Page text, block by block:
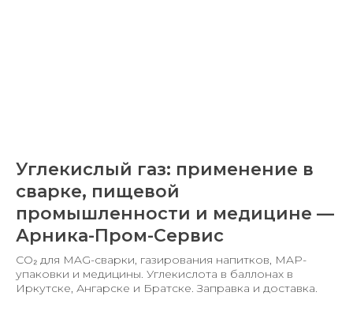
Углекислый газ: применение в
сварке, пищевой
промышленности и медицине —
Арника-Пром-Сервис
CO₂ для MAG-сварки, газирования напитков, MAP-
упаковки и медицины. Углекислота в баллонах в
Иркутске, Ангарске и Братске. Заправка и доставка.